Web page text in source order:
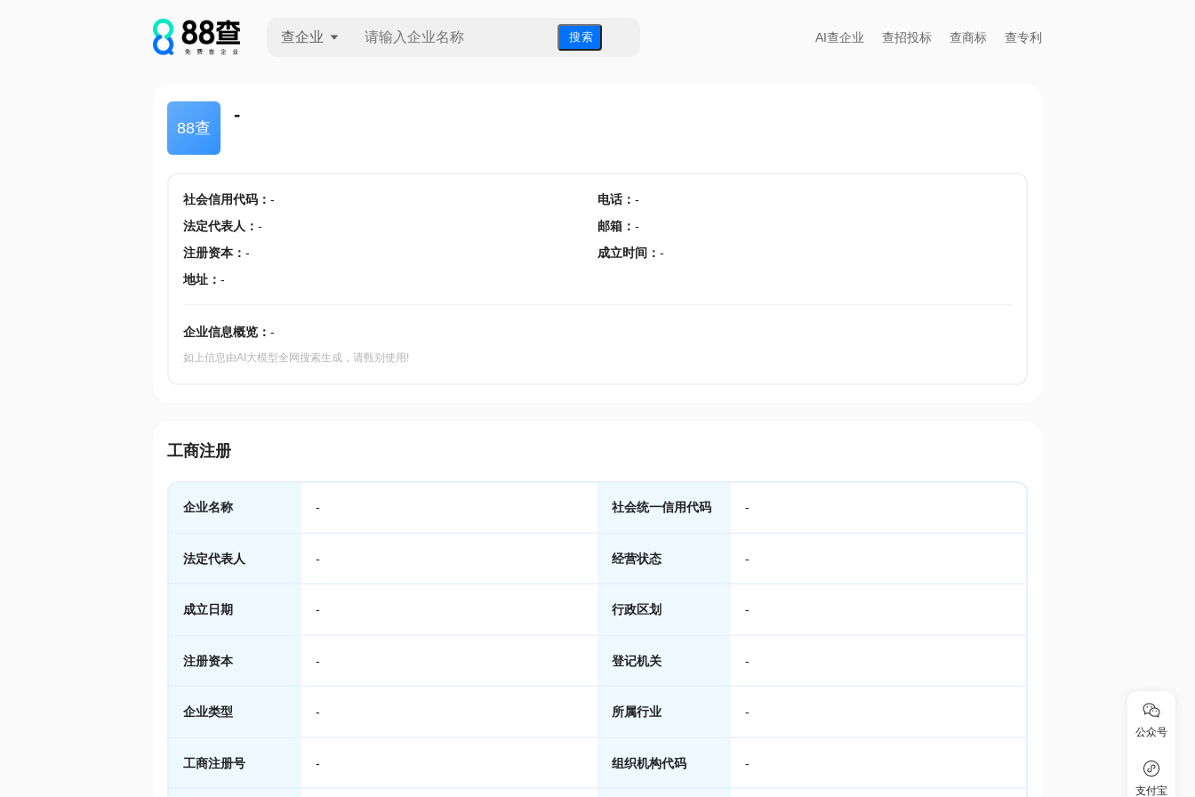
查企业 搜 索 AI查企业 查招投标 查商标 查专利
88查
-
社会信用代码： - 电话： -
法定代表人 ： - 邮箱 ： -
注册资本： - 成立时间 ： -
地址： -
企业信息概览： -
如上信息由AI大模型全网搜索生成，请甄别使用!
工商注册
企业名称 - 社会统一信用代码 -
法定代表人 - 经营状态 -
成立日期 - 行政区划 -
注册资本 - 登记机关 -
企业类型 - 所属行业 -
工商注册号 - 组织机构代码 -
公众号
支付宝